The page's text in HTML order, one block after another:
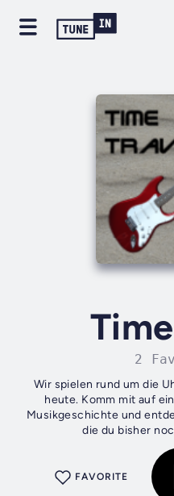
2
Wir spielen rund um die
heute. Komm mit auf
Musikgeschichte und
die du bisher
FAVORITE